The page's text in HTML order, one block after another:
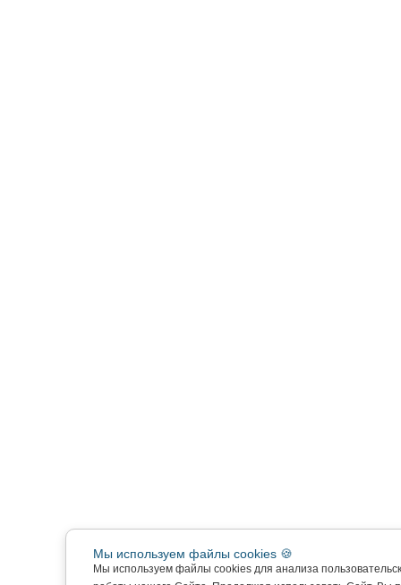
Мы используем файлы cookies 🍪
Мы используем файлы cookies для анализа